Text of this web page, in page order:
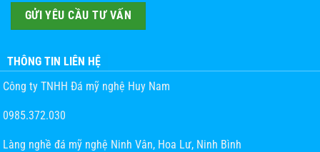
THÔNG TIN LIÊN HỆ
Công ty TNHH Đá mỹ nghệ Huy Nam
0985.372.030
Làng nghề đá mỹ nghệ Ninh Vân, Hoa Lư, Ninh Bình